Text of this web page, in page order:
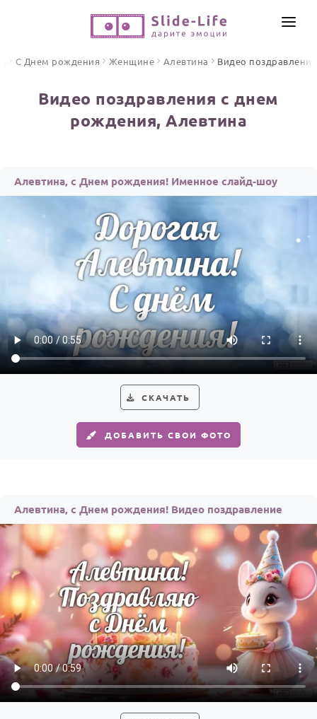
ПО ФОРМАТУ
Открытки
Стихи и тексты
ПРАЗДНИКИ
С Днем рождения
Свадьба
Годовщина свадьбы
Календарь праздников
Женщине
Мужчине
Детям
Все родственники
ПЕРСОНАЛЬНЫЕ
Пожелания
По именам
По годам
ИНСТРУМЕНТЫ
ОТЗЫВЫ
С Днем рождения Женщине Алевтина Видео поздравления
Видео поздравления с днем
рождения, Алевтина
Алевтина, с Днем рождения! Именное слайд-шоу
СКАЧАТЬ
ДОБАВИТЬ СВОИ ФОТО
Алевтина, с Днем рождения! Видео поздравление